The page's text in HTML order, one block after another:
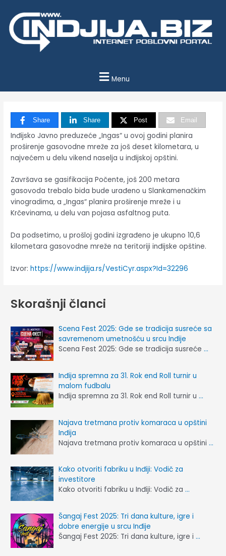
садржај
Menu
Share Share Post Email
Inđijsko Javno preduzeće „Ingas“ u ovoj godini planira
proširenje gasovodne mreže za još deset kilometara, u
najvećem u delu vikend naselja u inđijskoj opštini.
Završava se gasifikacija Počente, još 200 metara
gasovoda trebalo bida bude urađeno u Slankamenačkim
vinogradima, a „Ingas“ planira proširenje mreže i u
Krčevinama, u delu van pojasa asfaltnog puta.
Da podsetimo, u prošloj godini izgrađeno je ukupno 10,6
kilometara gasovodne mreže na teritoriji inđijske opštine.
Izvor:https://www.indjija.rs/VestiCyr.aspx?Id=32296
Skorašnji članci
Scena Fest 2025: Gde se tradicija susreće sa
savremenom umetnošću u srcu Inđije
Scena Fest 2025: Gde se tradicija susreće…
Inđija spremna za 31. Rok end Roll turnir u
malom fudbalu
Inđija spremna za 31. Rok end Roll turnir u…
Najava tretmana protiv komaraca u opštini
Inđija
Najava tretmana protiv komaraca u opštini…
Kako otvoriti fabriku u Inđiji: Vodič za
investitore
Kako otvoriti fabriku u Inđiji: Vodič za…
Šangaj Fest 2025: Tri dana kulture, igre i
dobre energije u srcu Inđije
Šangaj Fest 2025: Tri dana kulture, igre i…